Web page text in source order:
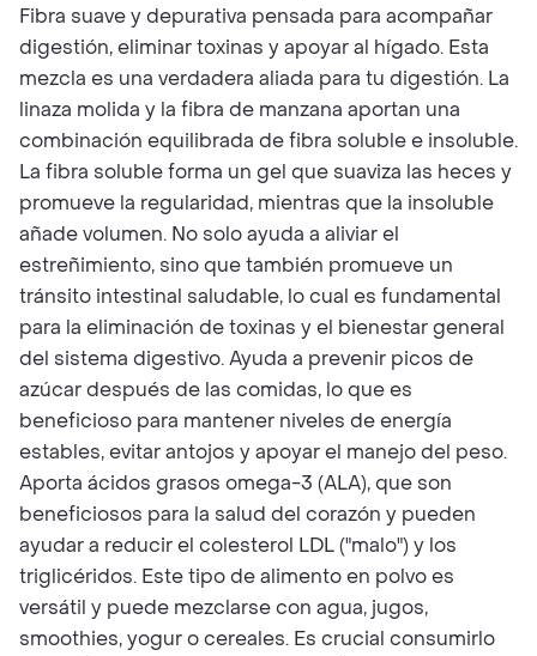
Fibra suave y depurativa pensada para acompañar
digestión, eliminar toxinas y apoyar al hígado. Esta
mezcla es una verdadera aliada para tu digestión. La
linaza molida y la fibra de manzana aportan una
combinación equilibrada de fibra soluble e insoluble.
La fibra soluble forma un gel que suaviza las heces y
promueve la regularidad, mientras que la insoluble
añade volumen. No solo ayuda a aliviar el
estreñimiento, sino que también promueve un
tránsito intestinal saludable, lo cual es fundamental
para la eliminación de toxinas y el bienestar general
del sistema digestivo. Ayuda a prevenir picos de
azúcar después de las comidas, lo que es
beneficioso para mantener niveles de energía
estables, evitar antojos y apoyar el manejo del peso.
Aporta ácidos grasos omega-3 (ALA), que son
beneficiosos para la salud del corazón y pueden
ayudar a reducir el colesterol LDL ("malo") y los
triglicéridos. Este tipo de alimento en polvo es
versátil y puede mezclarse con agua, jugos,
smoothies, yogur o cereales. Es crucial consumirlo